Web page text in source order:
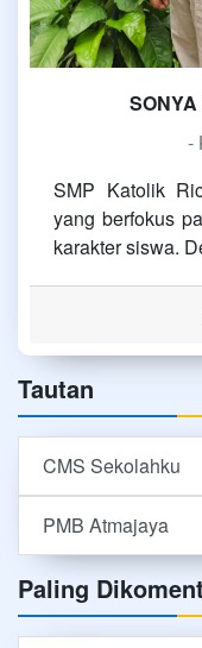
SONYA
-
SMP Katolik
yang berfokus
karakter siswa.
Tautan
CMS Sekolahku
PMB Atmajaya
Paling